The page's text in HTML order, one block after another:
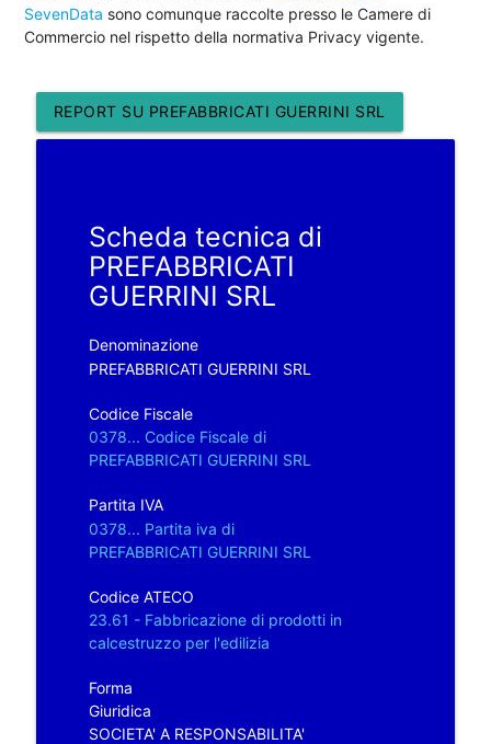
SevenData sono comunque raccolte presso le Camere di
Commercio nel rispetto della normativa Privacy vigente.
REPORT SU PREFABBRICATI GUERRINI SRL
Scheda tecnica di
PREFABBRICATI
GUERRINI SRL
Denominazione
PREFABBRICATI GUERRINI SRL
Codice Fiscale
0378... Codice Fiscale di
PREFABBRICATI GUERRINI SRL
Partita IVA
0378... Partita iva di
PREFABBRICATI GUERRINI SRL
Codice ATECO
23.61 - Fabbricazione di prodotti in
calcestruzzo per l'edilizia
Forma
Giuridica
SOCIETA' A RESPONSABILITA'